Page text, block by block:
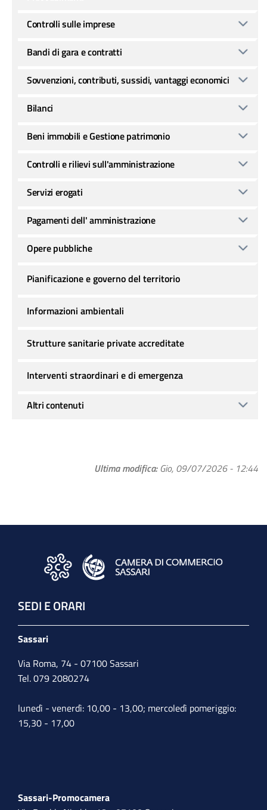
Ultima modifica Gio, 09/07/2026 - 12:44
Controlli sulle imprese
Bandi di gara e contratti
Sovvenzioni, contributi, sussidi, vantaggi economici
Bilanci
Beni immobili e Gestione patrimonio
Controlli e rilievi sull'amministrazione
Servizi erogati
Pagamenti dell' amministrazione
Opere pubbliche
Pianificazione e governo del territorio
Informazioni ambientali
Strutture sanitarie private accreditate
Interventi straordinari e di emergenza
Altri contenuti
SEDI E ORARI
Sassari
Via Roma, 74 - 07100 Sassari
Tel. 079 2080274
lunedì - venerdì: 10,00 - 13,00; mercoledì pomeriggio:
15,30 - 17,00
Sassari-Promocamera